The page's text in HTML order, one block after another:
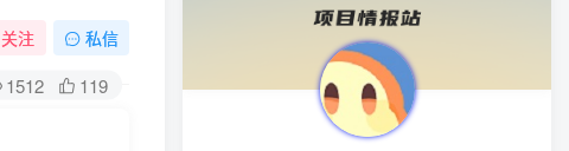
关注 私信
1512 119